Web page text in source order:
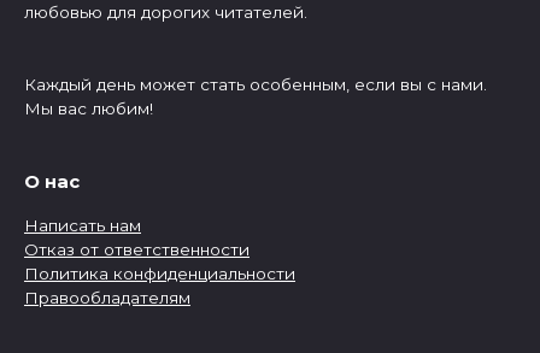
любовью для дорогих читателей.
Каждый день может стать особенным, если вы с нами.
Мы вас любим!
О нас
Написать нам
Отказ от ответственности
Политика конфиденциальности
Правообладателям